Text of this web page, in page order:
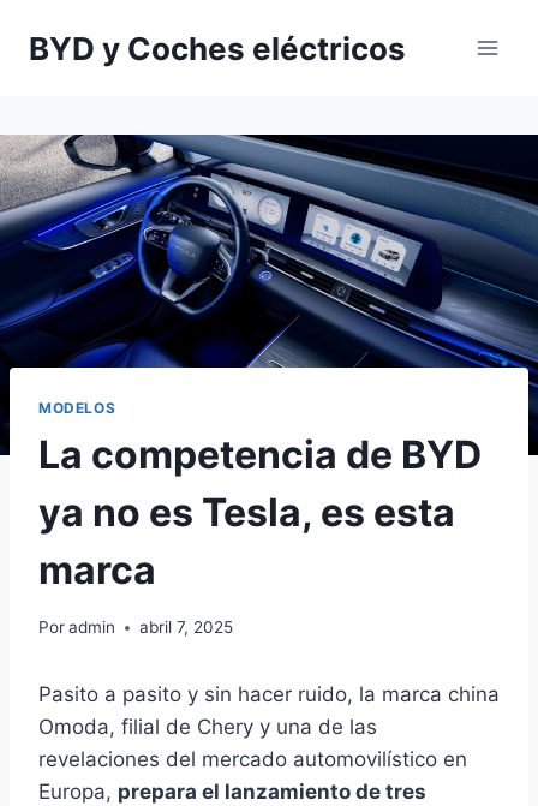
BYD y Coches eléctricos
MODELOS
La competencia de BYD
ya no es Tesla, es esta
marca
Poradmin abril 7, 2025
Pasito a pasito y sin hacer ruido, la marca china
Omoda, filial de Chery y una de las
revelaciones del mercado automovilístico en
Europa, prepara el lanzamiento de tres